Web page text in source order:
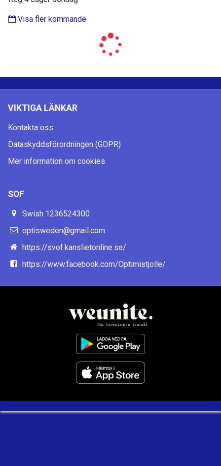
Visa fler kommande
VIKTIGA LÄNKAR
Kontakta oss
Dataskyddsförordningen (GDPR)
Mer information om cookies
SOF
Swish 1236524300
optisweden@gmail.com
https://svof.kanslietonline.se/
https://www.facebook.com/Optimistjolle/